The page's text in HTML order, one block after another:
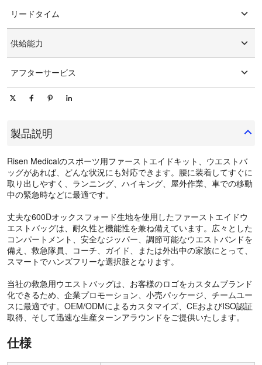
カスタマイズされたパッケージング
リードタイム
供給能力
アフターサービス
製品説明
Risen Medicalのスポーツ用ファーストエイドキット、ウエストバ
ッグがあれば、どんな状況にも対応できます。腰に装着してすぐに
取り出しやすく、ランニング、ハイキング、屋外作業、車での移動
中の緊急時などに最適です。
丈夫な600Dオックスフォード生地を使用したファーストエイドウ
エストバッグは、耐久性と機能性を兼ね備えています。広々とした
コンパートメント、安全なジッパー、調節可能なウエストバンドを
備え、救急隊員、コーチ、ガイド、または外出中の家族にとって、
スマートでハンズフリーな選択肢となります。
当社の救急用ウエストバッグは、お客様のロゴをカスタムブランド
化できるため、企業プロモーション、小売パッケージ、チームユー
スに最適です。OEM/ODMによるカスタマイズ、CEおよびISO認証
取得、そして迅速な生産ターンアラウンドをご提供いたします。
仕様